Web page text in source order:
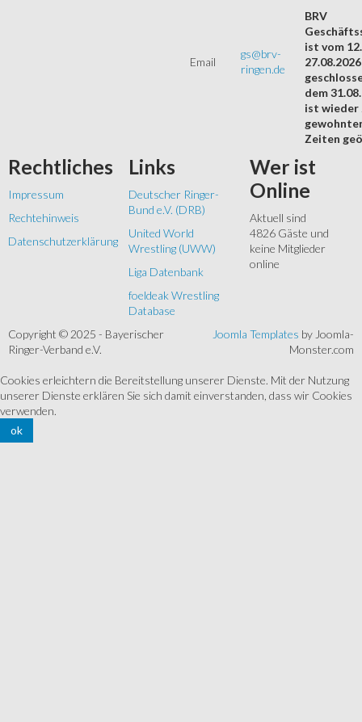
Email
gs@brv-
ringen.de
BRV
ist vom
27.08.2026
dem
ist wieder
Zeiten
Rechtliches
Impressum
Rechtehinweis
Datenschutzerklärung
Links
Deutscher Ringer-
Bund e.V. (DRB)
United World
Wrestling (UWW)
Liga Datenbank
foeldeak Wrestling
Database
Wer ist
Online
Aktuell sind
4826 Gäste und
keine Mitglieder
online
Copyright © 2025 - Bayerischer
Ringer-Verband e.V.
Joomla Templates by Joomla-
Monster.com
Cookies erleichtern die Bereitstellung unserer Dienste. Mit der Nutzung
unserer Dienste erklären Sie sich damit einverstanden, dass wir Cookies
verwenden.
ok